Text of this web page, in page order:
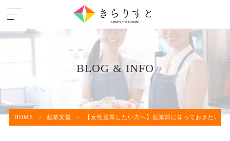
BLOG & INFO
HOME > 起業支援 > 【女性起業したい方へ】起業前に知っておきたい5